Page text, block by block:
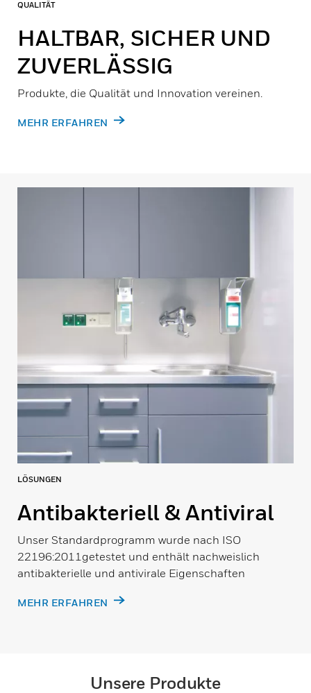
QUALITÄT
HALTBAR, SICHER UND
ZUVERLÄSSIG
Produkte, die Qualität und Innovation vereinen.
MEHR ERFAHREN
LÖSUNGEN
Antibakteriell & Antiviral
Unser Standardprogramm wurde nach ISO
22196:2011getestet und enthält nachweislich
antibakterielle und antivirale Eigenschaften
MEHR ERFAHREN
Unsere Produkte